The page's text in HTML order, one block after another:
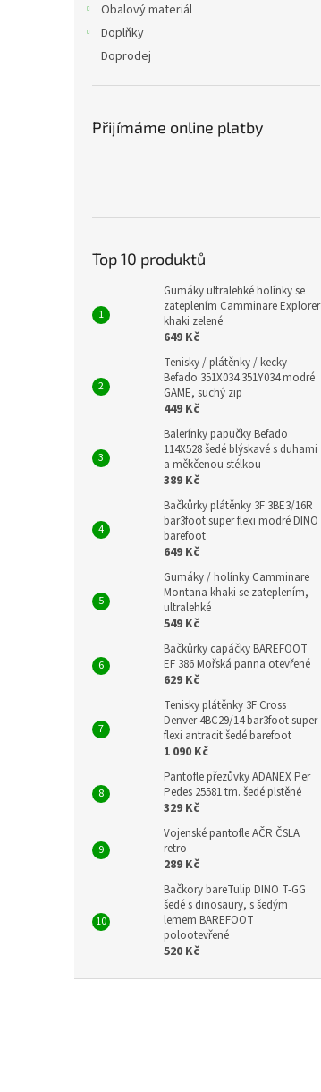
Obalový materiál
Doplňky
Doprodej
Přijímáme online platby
Top 10 produktů
Gumáky ultralehké holínky se
zateplením Camminare Explorer
khaki zelené
649 Kč
Tenisky / plátěnky / kecky
Befado 351X034 351Y034 modré
GAME, suchý zip
449 Kč
Balerínky papučky Befado
114X528 šedé blýskavé s duhami
a měkčenou stélkou
389 Kč
Bačkůrky plátěnky 3F 3BE3/16R
bar3foot super flexi modré DINO
barefoot
649 Kč
Gumáky / holínky Camminare
Montana khaki se zateplením,
ultralehké
549 Kč
Bačkůrky capáčky BAREFOOT
EF 386 Mořská panna otevřené
629 Kč
Tenisky plátěnky 3F Cross
Denver 4BC29/14 bar3foot super
flexi antracit šedé barefoot
1 090 Kč
Pantofle přezůvky ADANEX Per
Pedes 25581 tm. šedé plstěné
329 Kč
Vojenské pantofle AČR ČSLA
retro
289 Kč
Bačkory bareTulip DINO T-GG
šedé s dinosaury, s šedým
lemem BAREFOOT
polootevřené
520 Kč